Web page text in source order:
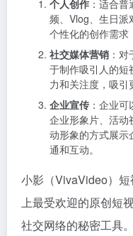
个人创作 ：适合
频、Vlog、生日派
个性化的创作需求
社交媒体营销 ：
于制作吸引人的短
力和关注度，吸引
企业宣传 ：企业
企业形象片、活动
动形象的方式展示
通和互动。
小影（VivaVideo）
上最受欢迎的原创短
社交网络的秘密工具